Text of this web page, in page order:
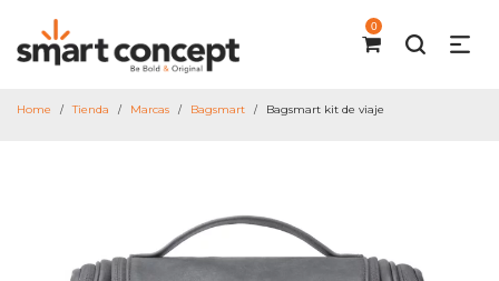
0
Home / Tienda / Marcas / Bagsmart / Bagsmart kit de viaje